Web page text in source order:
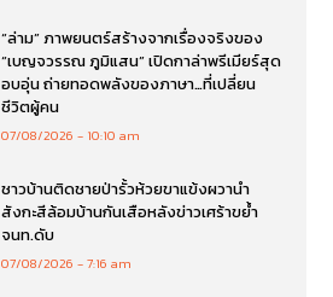
“ล่าม” ภาพยนตร์สร้างจากเรื่องจริงของ
“เบญจวรรณ ภูมิแสน” เปิดกาล่าพรีเมียร์สุด
อบอุ่น ถ่ายทอดพลังของภาษา…ที่เปลี่ยน
ชีวิตผู้คน
07/08/2026 10:10 am
ชาวบ้านติดชายป่ารั้วห้วยขาแข้งผวานำ
สังกะสีล้อมบ้านกันเสือหลังข่าวเศร้าขย้ำ
จนท.ดับ
07/08/2026 7:16 am